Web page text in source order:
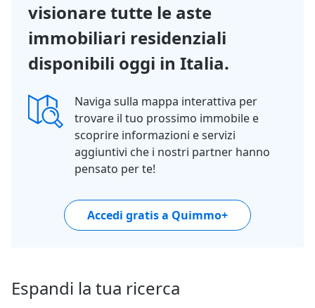
visionare tutte le aste
immobiliari residenziali
disponibili oggi in Italia.
Naviga sulla mappa interattiva per
trovare il tuo prossimo immobile e
scoprire informazioni e servizi
aggiuntivi che i nostri partner hanno
pensato per te!
Accedi gratis a Quimmo+
Espandi la tua ricerca